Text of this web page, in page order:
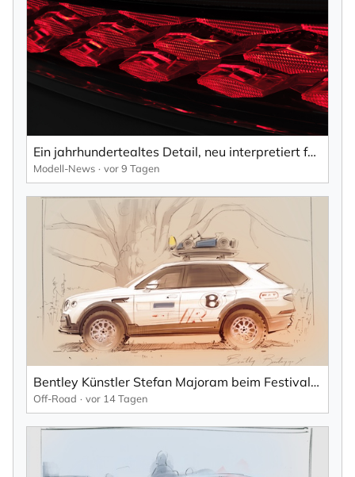
Ein jahrhundertealtes Detail, neu interpretiert für eine neue Generation.
Modell-News vor 9 Tagen
Bentley Künstler Stefan Majoram beim Festival of Speed, Goodwood.
Off-Road vor 14 Tagen